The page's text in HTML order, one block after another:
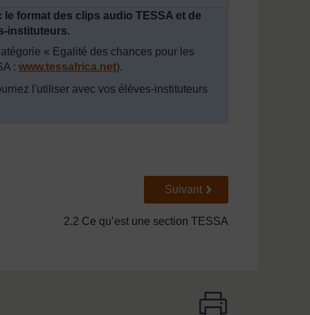
format des clips audio TESSA et de
instituteurs.
« Egalité des chances pour les
: www.tessafrica.net).
l'utiliser avec vos élèves-instituteurs
Suivant
Suivant
2.2 Ce qu’est une section TESSA